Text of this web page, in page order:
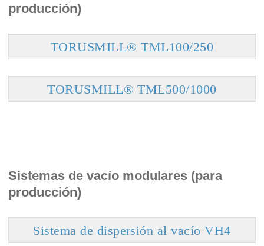
producción)
TORUSMILL® TML100/250
TORUSMILL® TML500/1000
Sistemas de vacío modulares (para
producción)
Sistema de dispersión al vacío VH4